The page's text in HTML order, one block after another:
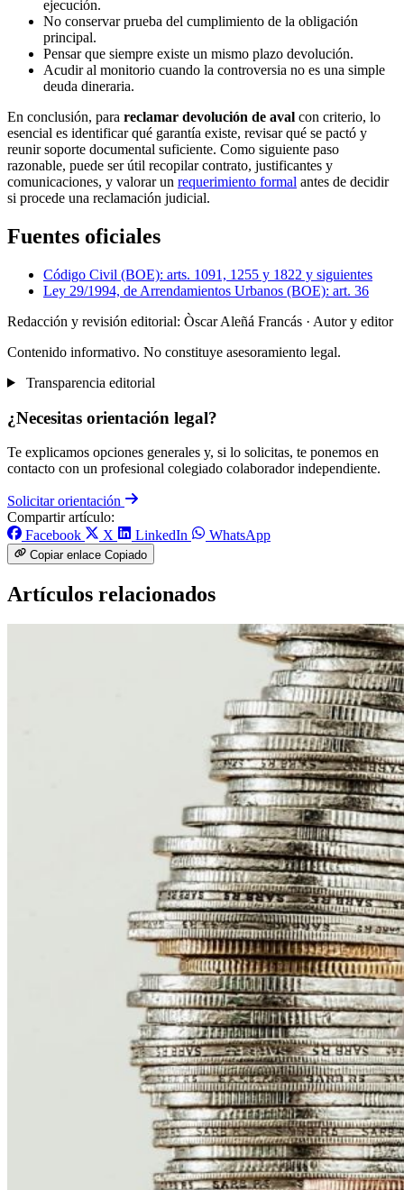
ejecución.
No conservar prueba del cumplimiento de la obligación
principal.
Pensar que siempre existe un mismo plazo devolución.
Acudir al monitorio cuando la controversia no es una simple
deuda dineraria.
En conclusión, para reclamar devolución de aval con criterio, lo
esencial es identificar qué garantía existe, revisar qué se pactó y
reunir soporte documental suficiente. Como siguiente paso
razonable, puede ser útil recopilar contrato, justificantes y
comunicaciones, y valorar un requerimiento formal antes de decidir
si procede una reclamación judicial.
Fuentes oficiales
Código Civil (BOE): arts. 1091, 1255 y 1822 y siguientes
Ley 29/1994, de Arrendamientos Urbanos (BOE): art. 36
Redacción y revisión editorial: Òscar Aleñá Francás · Autor y editor
Contenido informativo. No constituye asesoramiento legal.
Transparencia editorial
¿Necesitas orientación legal?
Te explicamos opciones generales y, si lo solicitas, te ponemos en
contacto con un profesional colegiado colaborador independiente.
Solicitar orientación
Compartir artículo:
Facebook
X LinkedIn WhatsApp
Copiar enlace Copiado
Artículos relacionados